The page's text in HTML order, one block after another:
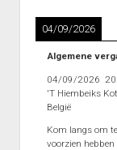
04/09/2026
Algemene
04/09/2026
'T Hiembeiks
België
Kom langs om
voorzien